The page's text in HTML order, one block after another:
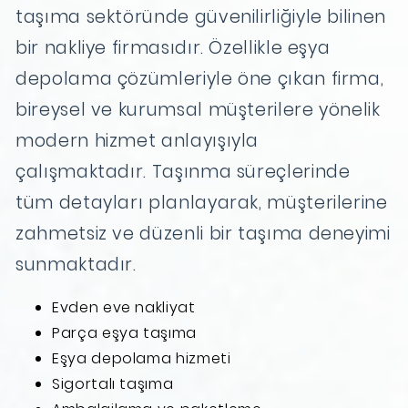
taşıma sektöründe güvenilirliğiyle bilinen
bir nakliye firmasıdır. Özellikle eşya
depolama çözümleriyle öne çıkan firma,
bireysel ve kurumsal müşterilere yönelik
modern hizmet anlayışıyla
çalışmaktadır. Taşınma süreçlerinde
tüm detayları planlayarak, müşterilerine
zahmetsiz ve düzenli bir taşıma deneyimi
sunmaktadır.
Evden eve nakliyat
Parça eşya taşıma
Eşya depolama hizmeti
Sigortalı taşıma